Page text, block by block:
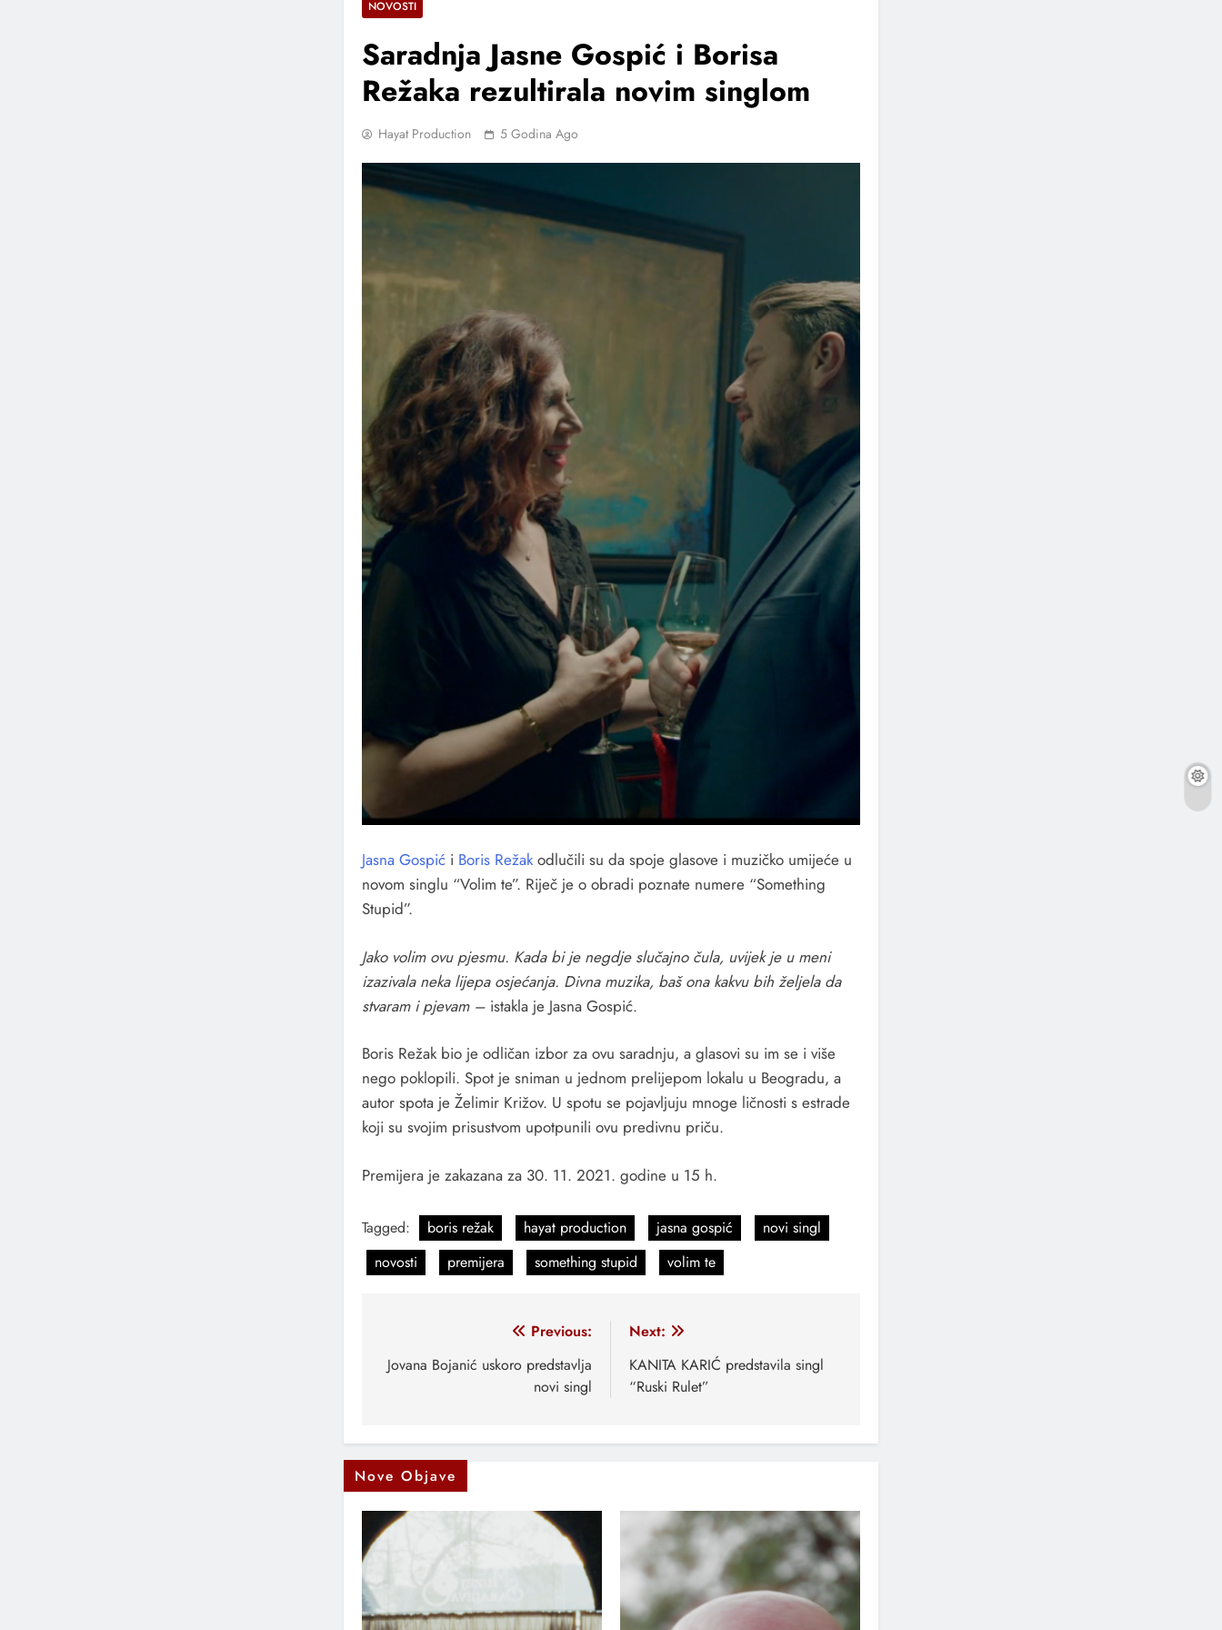
NOVOSTI
Saradnja Jasne Gospić i Borisa
Režaka rezultirala novim singlom
Hayat Production 5 Godina Ago
Jasna Gospić i Boris Režakodlučili su da spoje glasove i muzičko umijeće u
novom singlu “Volim te”. Riječ je o obradi poznate numere “Something
Stupid”.
Jako volim ovu pjesmu. Kada bi je negdje slučajno čula, uvijek je u meni
izazivala neka lijepa osjećanja. Divna muzika, baš ona kakvu bih željela da
stvaram i pjevam – istakla je Jasna Gospić.
Boris Režak bio je odličan izbor za ovu saradnju, a glasovi su im se i više
nego poklopili. Spot je sniman u jednom prelijepom lokalu u Beogradu, a
autor spota je Želimir Križov. U spotu se pojavljuju mnoge ličnosti s estrade
koji su svojim prisustvom upotpunili ovu predivnu priču.
Premijera je zakazana za 30. 11. 2021. godine u 15 h.
Tagged: boris režak hayat production jasna gospić
novi singl
novosti
premijera something stupid volim te
članaka
Previous:
Jovana Bojanić uskoro predstavlja
novi singl
Next:
KANITA KARIĆ predstavila singl
“Ruski Rulet”
Nove Objave